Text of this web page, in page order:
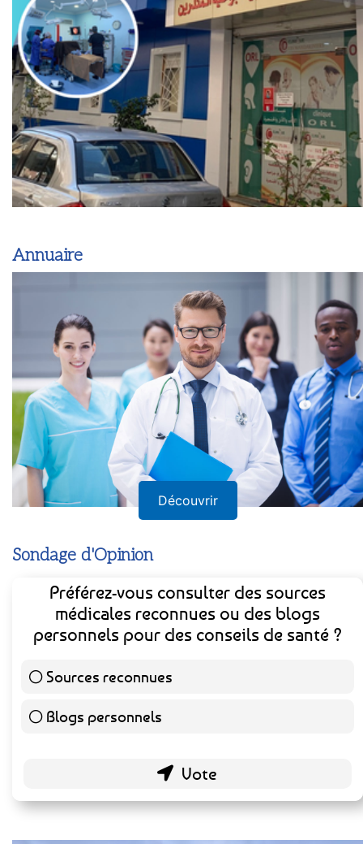
Annuaire
Découvrir
Sondage d'Opinion
Préférez-vous consulter des sources
médicales reconnues ou des blogs
personnels pour des conseils de santé ?
Sources reconnues
Blogs personnels